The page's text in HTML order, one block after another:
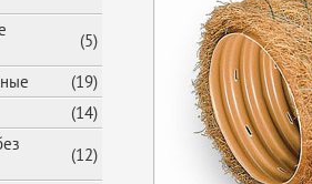
(5)
(19)
(14)
(12)